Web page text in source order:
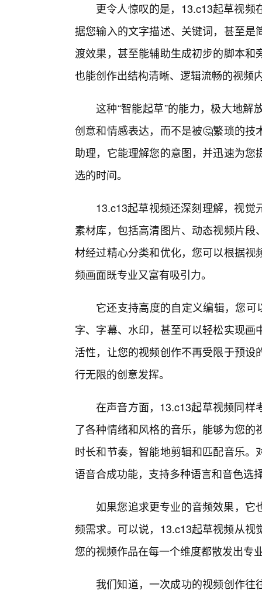
更令人惊叹的是，13.c13起草视
据您输入的文字描述、关键词，甚至
渡效果，甚至能辅助生成初步的脚本
也能创作出结构清晰、逻辑流畅的视频
这种“智能起草”的能力，极大地
创意和情感表达，而不是被🤔繁琐的
助理，它能理解您的意图，并迅速为
选的时间。
13.c13起草视频还深刻理解，视
素材库，包括高清图片、动态视频片
材经过精心分类和优化，您可以根据
频画面既专业又富有吸引力。
它还支持高度的自定义编辑，您
字、字幕、水印，甚至可以轻松实现
活性，让您的视频创作不再受限于预
行无限的创意发挥。
在声音方面，13.c13起草视频同样
了各种情绪和风格的音乐，能够为您
时长和节奏，智能地剪辑和匹配音乐
语音合成功能，支持多种语言和音色选
如果您追求更专业的音频效果，它
频需求。可以说，13.c13起草视频从
您的视频作品在每一个维度都散发出专
我们知道，一次成功的视频创作